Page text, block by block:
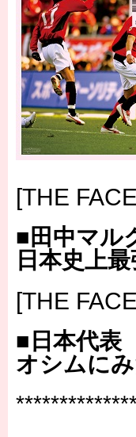
［3217号］最高の景色
［3218号］WEEKLY
［3219号］特別な覇者
［3220号］伝説の王者
[THE
■田中マル
日本史上
[THE
■日本代表
オシムに